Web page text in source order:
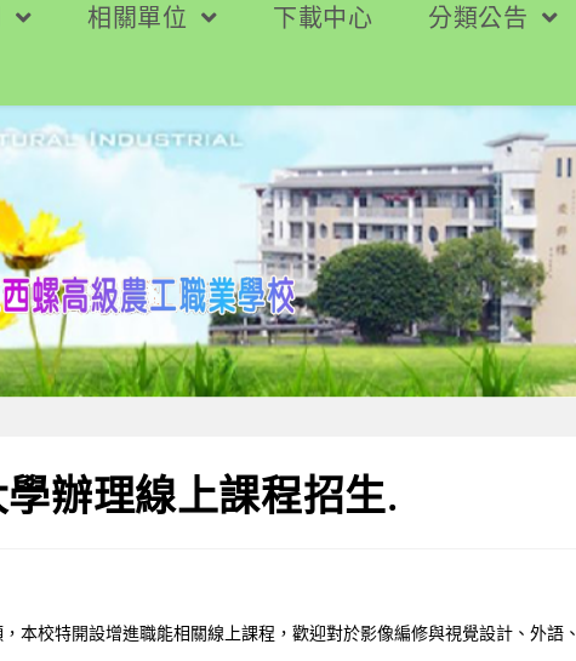
相關單位 下載中心 分類公告
辦理線上課程招生.
本校特開設增進職能相關線上課程，歡迎對於影像編修與視覺設計、外語、